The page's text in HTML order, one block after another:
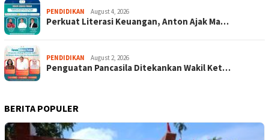
PENDIDIKAN August 4, 2026
Perkuat Literasi Keuangan, Anton Ajak Ma…
PENDIDIKAN August 2, 2026
Penguatan Pancasila Ditekankan Wakil Ket…
BERITA POPULER